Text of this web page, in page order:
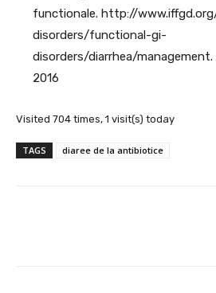
functionale. http://
disorders/functional-gi-
disorders/diarrhea/
2016
Visited 704 times, 1 visit(s) today
TAGS diaree de la antibiotice